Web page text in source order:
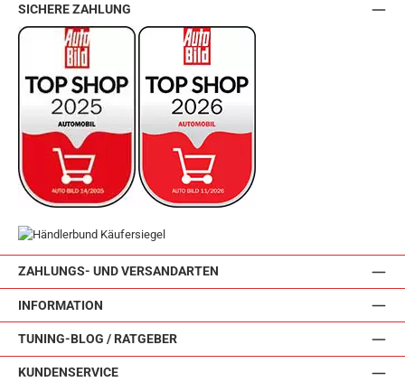
ZAHLUNGS- UND VERSANDARTEN
INFORMATION
TUNING-BLOG / RATGEBER
KUNDENSERVICE
SICHERE ZAHLUNG